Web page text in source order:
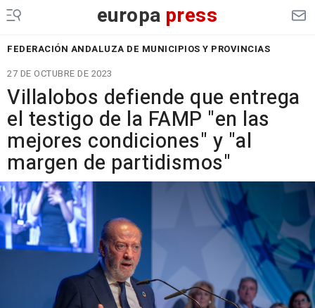
europa press
FEDERACIÓN ANDALUZA DE MUNICIPIOS Y PROVINCIAS
27 DE OCTUBRE DE 2023
Villalobos defiende que entrega
el testigo de la FAMP "en las
mejores condiciones" y "al
margen de partidismos"